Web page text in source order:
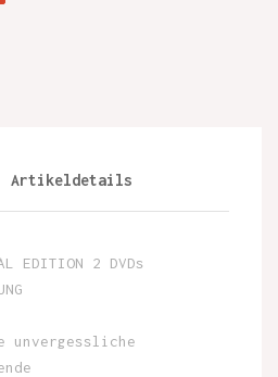
Artikeldetails
EDITION 2 DVDs
unvergessliche